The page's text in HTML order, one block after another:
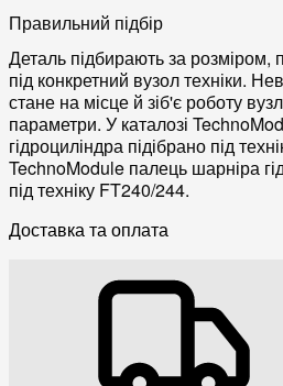
Правильний підбір
Деталь підбирають за розміром,
під конкретний вузол техніки.
стане на місце й зіб'є роботу
параметри. У каталозі
гідроциліндра підібрано під
TechnoModule палець шарніра
під техніку FT240/244.
Доставка та оплата